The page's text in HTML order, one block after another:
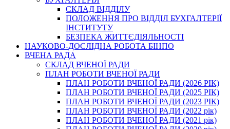
СКЛАД ВІДДІЛУ
ПОЛОЖЕННЯ ПРО ВІДДІЛ БУХГАЛТЕРІЇ
ІНСТИТУТУ
БЕЗПЕКА ЖИТТЄДІЯЛЬНОСТІ
НАУКОВО-ДОСЛІДНА РОБОТА БІНПО
ВЧЕНА РАДА
СКЛАД ВЧЕНОЇ РАДИ
ПЛАН РОБОТИ ВЧЕНОЇ РАДИ
ПЛАН РОБОТИ ВЧЕНОЇ РАДИ (2026 РІК)
ПЛАН РОБОТИ ВЧЕНОЇ РАДИ (2025 РІК)
ПЛАН РОБОТИ ВЧЕНОЇ РАДИ (2023 РІК)
ПЛАН РОБОТИ ВЧЕНОЇ РАДИ (2022 рік)
ПЛАН РОБОТИ ВЧЕНОЇ РАДИ (2021 рік)